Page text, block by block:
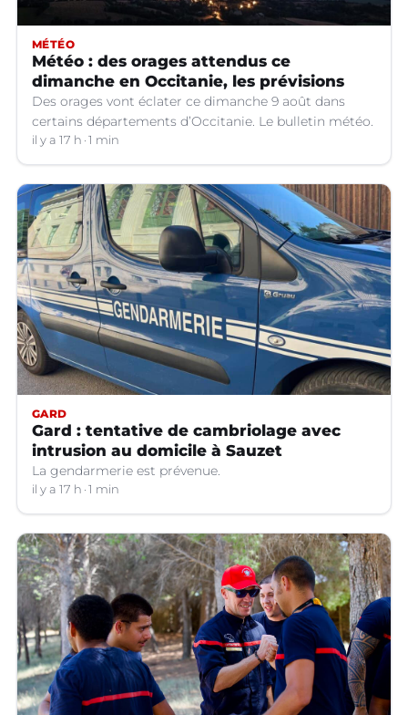
MÉTÉO
Météo : des orages attendus ce
dimanche en Occitanie, les prévisions
Des orages vont éclater ce dimanche 9 août dans
certains départements d’Occitanie. Le bulletin météo.
il y a 17 h 1 min
GARD
Gard : tentative de cambriolage avec
intrusion au domicile à Sauzet
La gendarmerie est prévenue.
il y a 17 h 1 min